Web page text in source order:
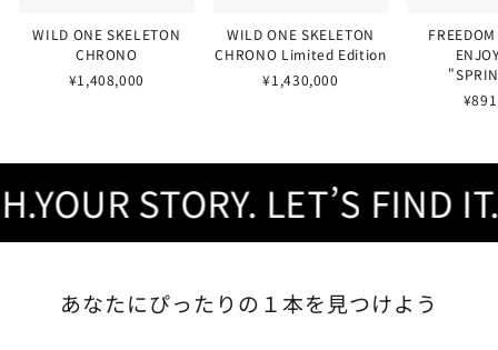
WILD ONE SKELETON
CHRONO
¥1,408,000
WILD ONE SKELETON
CHRONO Limited Edition
¥1,430,000
STORY. LET’S FIND IT.
あなたにぴったりの１本を見つけよう